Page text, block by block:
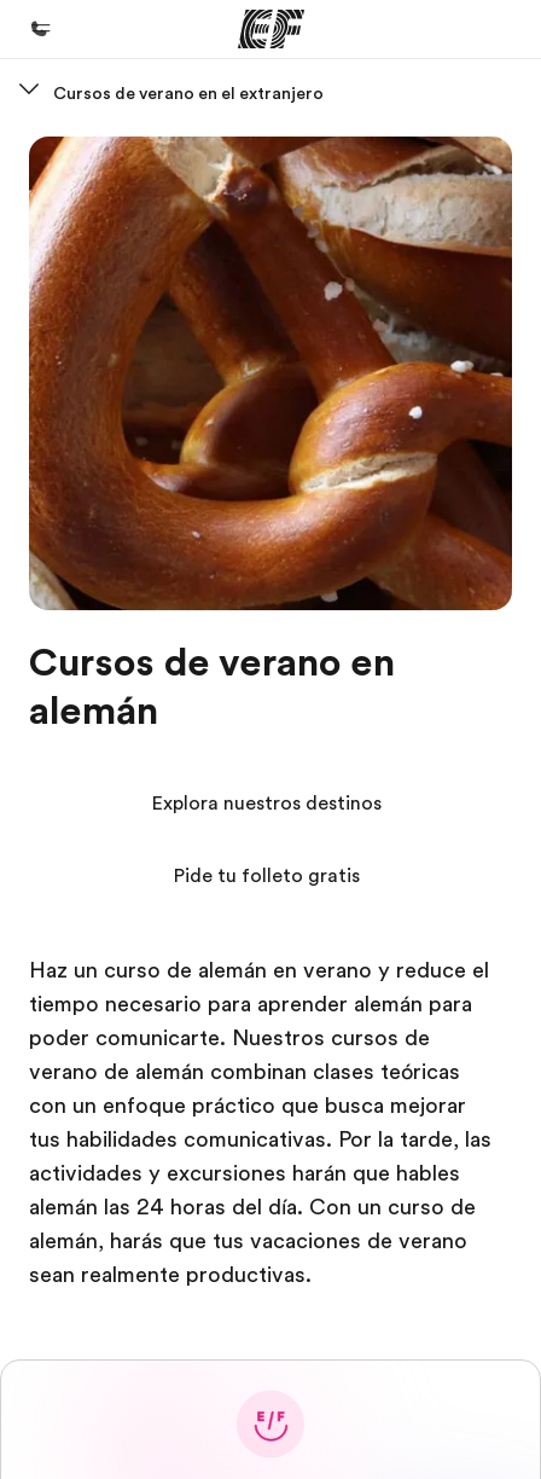
Bienvenido a EF
Programas
Ver todo lo que hacemos
Oficinas
Encuentra una oficina
Sobre nosotros
Quiénes somos
Trabajos
Únete al equipo
Cursos de verano en el extranjero
Cursos de verano en
alemán
Haz un curso de alemán en verano y reduce el
tiempo necesario para aprender alemán para
poder comunicarte. Nuestros cursos de
verano de alemán combinan clases teóricas
con un enfoque práctico que busca mejorar
tus habilidades comunicativas. Por la tarde, las
actividades y excursiones harán que hables
alemán las 24 horas del día. Con un curso de
alemán, harás que tus vacaciones de verano
sean realmente productivas.
Explora nuestros destinos
Pide tu folleto gratis